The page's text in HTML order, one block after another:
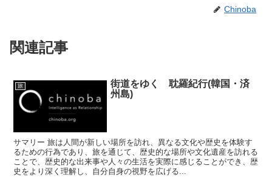
Chinoba
関連記事
旅
街道をゆく 耽羅紀行(韓国・済
州島)
サマリー 旅は人間が新しい場所を訪れ、異なる文化や歴史を体験す
るための行為であり、旅を通じて、歴史的な場所や文化遺産を訪れる
ことで、歴史的な出来事や人々の生活を実際に感じることができ、歴
史をより深く理解し、自分自身の視野を広げる...